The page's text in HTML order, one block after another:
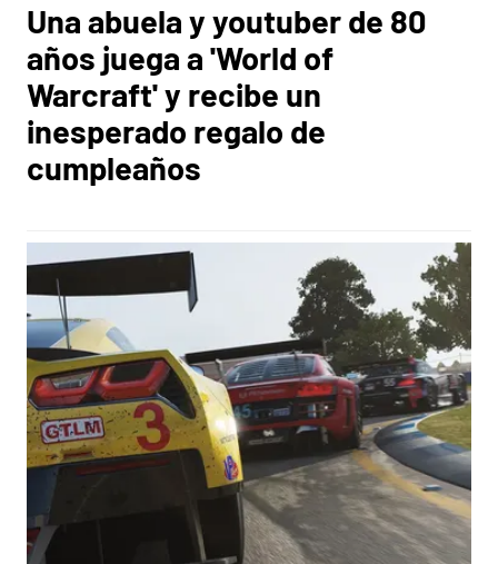
Una abuela y youtuber de 80
años juega a 'World of
Warcraft' y recibe un
inesperado regalo de
cumpleaños